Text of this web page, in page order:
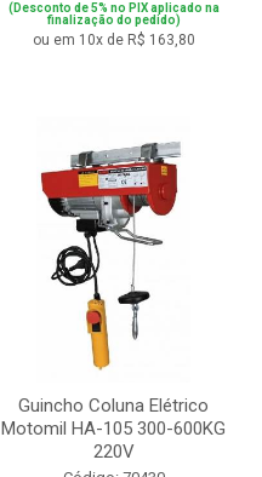
(Desconto de 5% no PIX aplicado na
finalização do pedido)
ou em 10x de R$ 163,80
Guincho Coluna Elétrico
Motomil HA-105 300-600KG
220V